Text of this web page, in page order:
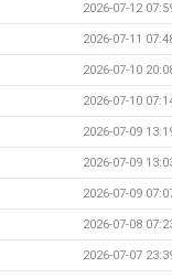
2026-07-12
2026-07-11
2026-07-10
2026-07-10
2026-07-09
2026-07-09
2026-07-09
2026-07-08
2026-07-07